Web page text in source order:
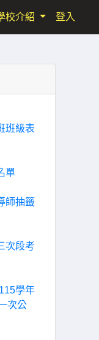
校介紹 登入
班級表
單
師抽籤
次段考
學年
次公